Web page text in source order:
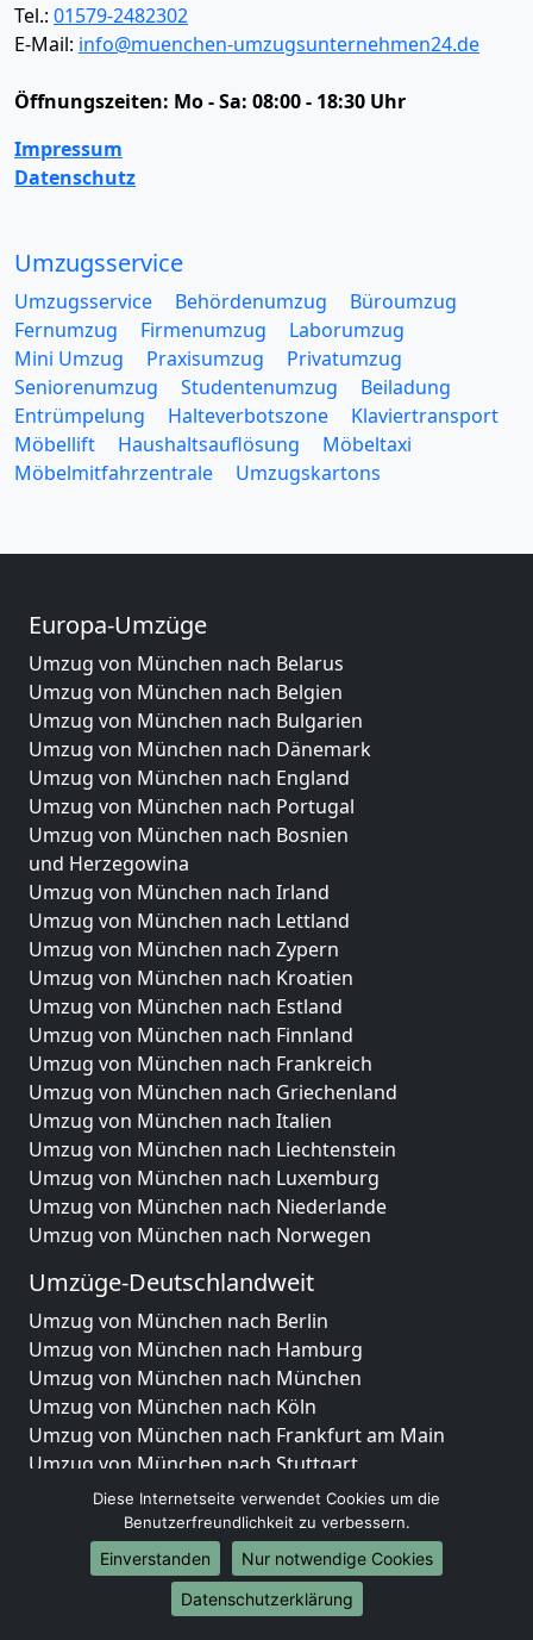
Tel.: 01579-2482302
E-Mail: info@muenchen-umzugsunternehmen24.de
Öffnungszeiten: Mo - Sa: 08:00 - 18:30 Uhr
Impressum
Datenschutz
Umzugsservice
Umzugsservice Behördenumzug
Büroumzug
Fernumzug
Firmenumzug
Laborumzug
Mini Umzug
Praxisumzug
Privatumzug
Seniorenumzug
Studentenumzug
Beiladung
Entrümpelung
Halteverbotszone
Klaviertransport
Möbellift
Haushaltsauflösung
Möbeltaxi
Möbelmitfahrzentrale
Umzugskartons
Europa-Umzüge
Umzug von München nach Belarus
Umzug von München nach Belgien
Umzug von München nach Bulgarien
Umzug von München nach Dänemark
Umzug von München nach England
Umzug von München nach Portugal
Umzug von München nach Bosnien
und Herzegowina
Umzug von München nach Irland
Umzug von München nach Lettland
Umzug von München nach Zypern
Umzug von München nach Kroatien
Umzug von München nach Estland
Umzug von München nach Finnland
Umzug von München nach Frankreich
Umzug von München nach Griechenland
Umzug von München nach Italien
Umzug von München nach Liechtenstein
Umzug von München nach Luxemburg
Umzug von München nach Niederlande
Umzug von München nach Norwegen
Umzüge-Deutschlandweit
Umzug von München nach Berlin
Umzug von München nach Hamburg
Umzug von München nach München
Umzug von München nach Köln
Umzug von München nach Frankfurt am Main
Umzug von München nach Stuttgart
Umzug von München nach Düsseldorf
Umzug von München nach Leipzig
Umzug von München nach Dortmund
Umzug von München nach Essen
Umzug von München nach Bremen
Diese Internetseite verwendet Cookies um die
Benutzerfreundlichkeit zu verbessern.
Einverstanden
Nur notwendige Cookies
Datenschutzerklärung